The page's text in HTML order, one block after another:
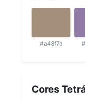
#a48f7a
Cores